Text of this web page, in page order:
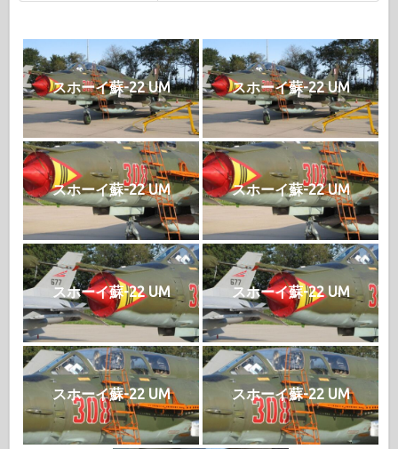
スホーイ蘇-22 UM スホーイ蘇-22 UM
スホーイ蘇-22 UM スホーイ蘇-22 UM
スホーイ蘇-22 UM スホーイ蘇-22 UM
スホーイ蘇-22 UM スホーイ蘇-22 UM